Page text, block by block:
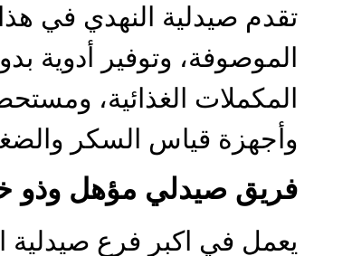
تقدم صيدلية النهدي في
الموصوفة، وتوفير أدوية
المكملات الغذائية،
وأجهزة قياس السكر
فريق صيدلي مؤهل وذو
يعمل في اكبر فرع